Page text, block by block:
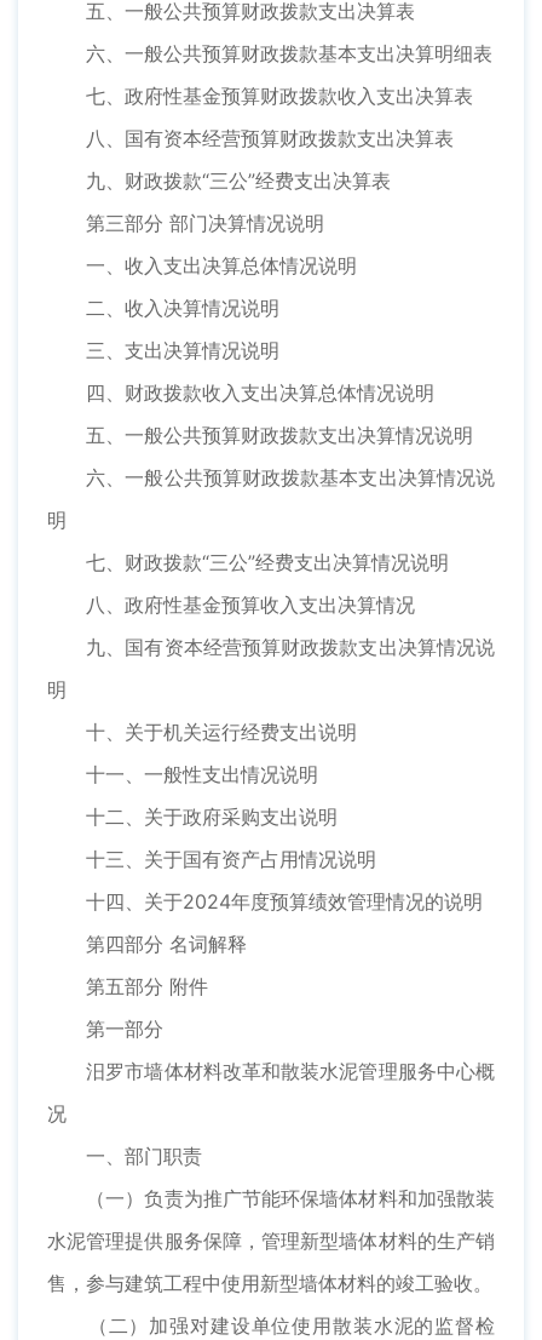
五、一般公共预算财政拨款支出决算表
六、一般公共预算财政拨款基本支出决算明细表
七、政府性基金预算财政拨款收入支出决算表
八、国有资本经营预算财政拨款支出决算表
九、财政拨款“三公”经费支出决算表
第三部分 部门决算情况说明
一、收入支出决算总体情况说明
二、收入决算情况说明
三、支出决算情况说明
四、财政拨款收入支出决算总体情况说明
五、一般公共预算财政拨款支出决算情况说明
六、一般公共预算财政拨款基本支出决算情况说
明
七、财政拨款“三公”经费支出决算情况说明
八、政府性基金预算收入支出决算情况
九、国有资本经营预算财政拨款支出决算情况说
明
十、关于机关运行经费支出说明
十一、一般性支出情况说明
十二、关于政府采购支出说明
十三、关于国有资产占用情况说明
十四、关于2024年度预算绩效管理情况的说明
第四部分 名词解释
第五部分 附件
第一部分
汨罗市墙体材料改革和散装水泥管理服务中心概
况
一、部门职责
（一）负责为推广节能环保墙体材料和加强散装
水泥管理提供服务保障，管理新型墙体材料的生产销
售，参与建筑工程中使用新型墙体材料的竣工验收。
（二）加强对建设单位使用散装水泥的监督检